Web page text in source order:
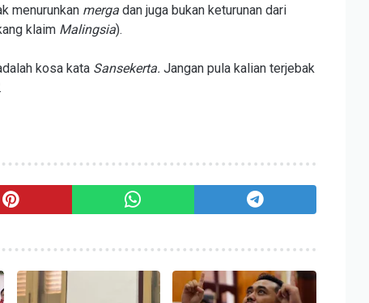
menurunkan merga dan juga bukan keturunan dari
klaim Malingsia).
kosa kata Sansekerta. Jangan pula kalian terjebak